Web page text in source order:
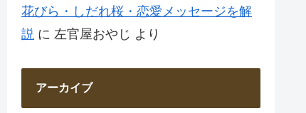
花びら・しだれ桜・恋愛メッセージを解
説 に 左官屋おやじ より
アーカイブ